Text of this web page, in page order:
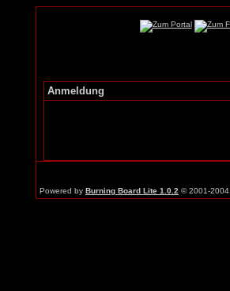
Anmeldung
Powered by Burning Board Lite 1.0.2 © 2001-2004